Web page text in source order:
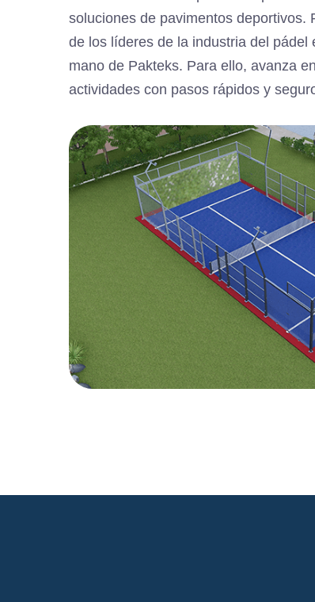
soluciones de pavimentos deportivos.
de los líderes de la industria del pádel
mano de Pakteks. Para ello, avanza
actividades con pasos rápidos y